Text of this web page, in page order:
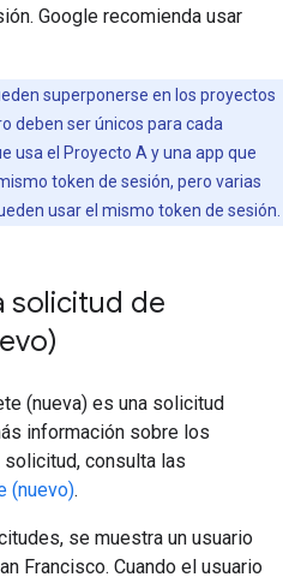
Google recomienda usar
superponerse en los proyectos
deben ser únicos para cada
usa el Proyecto A y una app que
token de sesión, pero varias
usar el mismo token de sesión.
solicitud de
(nueva) es una solicitud
información sobre los
consulta las
(nuevo).
se muestra un usuario
Francisco. Cuando el usuario